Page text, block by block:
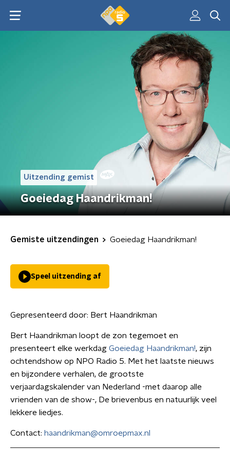
Uitzending gemist
Goeiedag Haandrikman!
Gemiste uitzendingen Goeiedag Haandrikman!
Speel uitzending af
Gepresenteerd door: Bert Haandrikman
Bert Haandrikman loopt de zon tegemoet en
presenteert elke werkdag Goeiedag Haandrikman!, zijn
ochtendshow op NPO Radio 5. Met het laatste nieuws
en bijzondere verhalen, de grootste
verjaardagskalender van Nederland -met daarop alle
vrienden van de show-, De brievenbus en natuurlijk veel
lekkere liedjes.
Contact: haandrikman@omroepmax.nl